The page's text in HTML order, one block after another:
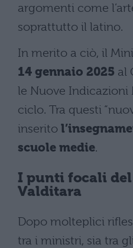
argomenti come
soprattutto il latino.
In merito a ciò, il
14 gennaio 2025 al
le Nuove Indicazioni
ciclo. Tra questi
inserito
scuole medie.
I punti focali
Valditara
Dopo molteplici
tra i ministri, sia tra